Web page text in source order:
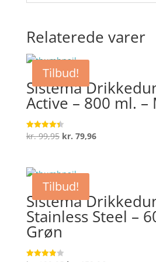
Relaterede varer
Tilbud!
Sistema
Active – 800 ml. –
Vurderet
4.4
kr.99,95 Den
var:
kr. 99,95.
kr. 79,96Den
Tilbud!
Sistema
Stainless Steel –
Grøn